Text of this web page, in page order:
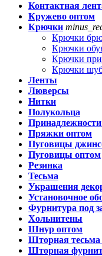
Контактная
Кружево оптом
Крючки
Крючки
Крючки
Крючки
Крючки
Ленты
Люверсы
Нитки
Полукольца
Пряжки оптом
Пуговицы
Пуговицы оптом
Резинка
Тесьма
Украшения
Установочное
Фурнитура под
Хольнитены
Шнур оптом
Шторная тесьма
Шторная